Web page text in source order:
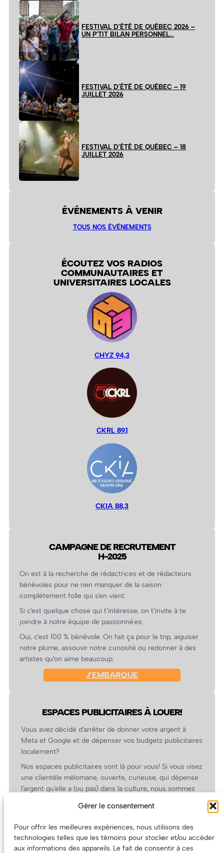
Gérer le consentement
Pour offrir les meilleures expériences, nous utilisons des
technologies telles que les témoins pour stocker et/ou accéder
aux informations des appareils. Le fait de consentir à ces
FESTIVAL D’ÉTÉ DE QUÉBEC 2026 –
UN P’TIT BILAN PERSONNEL…
FESTIVAL D’ÉTÉ DE QUÉBEC – 19
JUILLET 2026
FESTIVAL D’ÉTÉ DE QUÉBEC – 18
JUILLET 2026
ÉVÉNEMENTS À VENIR
TOUS NOS ÉVÉNEMENTS
ÉCOUTEZ VOS RADIOS
COMMUNAUTAIRES ET
UNIVERSITAIRES LOCALES
CHYZ 94,3
CKRL 89,1
CKIA 88,3
CAMPAGNE DE RECRUTEMENT
H-2025
On est à la recherche de rédactrices et de rédacteurs
bénévoles pour ne rien manquer de la saison
complètement folle qui s’en vient.
Si c’est quelque chose qui t’intéresse, on t’invite à te
joindre à notre équipe de passionné.es.
Oui, c’est 100 % bénévole. On fait ça pour le trip, aiguiser
notre plume, assouvir notre curiosité ou redonner à des
artistes qu’on aime beaucoup.
J’EMBARQUE
ESPACES PUBLICITAIRES À LOUER!
Vous avez décidé d’arrêter de donner votre argent à
Meta et Google et de dépenser vos budgets publicitaires
localement?
Nos espaces publicitaires sont là pour vous! Si vous visez
une clientèle mélomane, ouverte, curieuse, qui dépense
l’argent qu’elle a (ou pas) dans la culture, nous sommes
revient.
(Oui, on va avoir des tarifs spéciaux pour vous, les